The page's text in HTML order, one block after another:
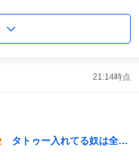
21:14時点
タトゥー入れてる奴は全員バカです